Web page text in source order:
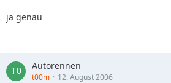
ja genau
Autorennen
t00m 12. August 2006